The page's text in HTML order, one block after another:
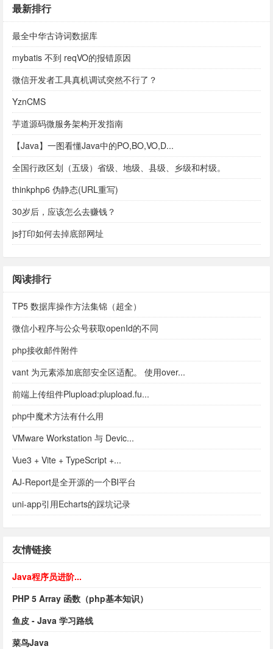
最新排行
最全中华古诗词数据库
mybatis 不到 reqVO的报错原因
微信开发者工具真机调试突然不行了？
YznCMS
芋道源码微服务架构开发指南
【Java】一图看懂Java中的PO,BO,VO,D...
全国行政区划（五级）省级、地级、县级、乡级和村级。
thinkphp6 伪静态(URL重写)
30岁后，应该怎么去赚钱？
js打印如何去掉底部网址
阅读排行
TP5 数据库操作方法集锦（超全）
微信小程序与公众号获取openId的不同
php接收邮件附件
vant 为元素添加底部安全区适配。 使用over...
前端上传组件Plupload:plupload.fu...
php中魔术方法有什么用
VMware Workstation 与 Devic...
Vue3 + Vite + TypeScript +...
AJ-Report是全开源的一个BI平台
uni-app引用Echarts的踩坑记录
友情链接
Java程序员进阶...
PHP 5 Array 函数（php基本知识）
鱼皮 - Java 学习路线
菜鸟Java